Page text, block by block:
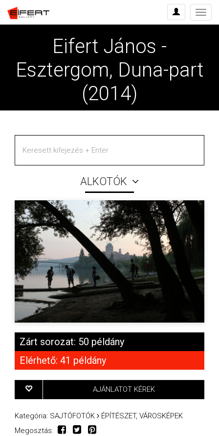
Menü
Eifert János -
Esztergom, Duna-part
(2014)
ALKOTÓK
Zárt sorozat: 50 példány
Elérhető: 41 példány
AJÁNLATOT KÉREK
Kategória: SAJTÓFOTÓK
ÉPÍTÉSZET, VÁROSKÉPEK
Megosztás: